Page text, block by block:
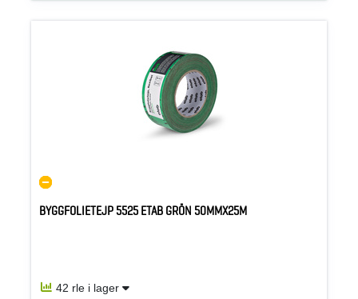
BYGGFOLIETEJP 5525 ETAB GRÖN 50MMX25M
42 rle i lager